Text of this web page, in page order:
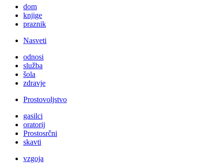
dom
knjige
praznik
Nasveti
odnosi
služba
šola
zdravje
Prostovoljstvo
gasilci
oratorij
Prostosrčni
skavti
vzgoja